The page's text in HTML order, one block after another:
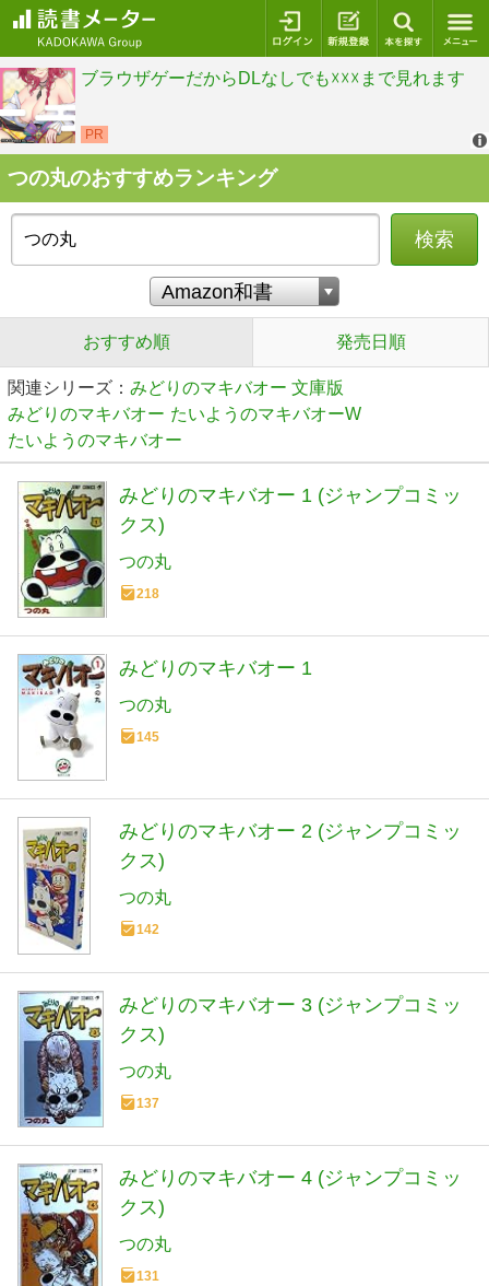
ログイン 新規登録
つの丸のおすすめランキング
検索
おすすめ順 発売日順
関連シリーズ： みどりのマキバオー 文庫版
みどりのマキバオー たいようのマキバオーW
たいようのマキバオー
みどりのマキバオー 1 (ジャンプコミッ
クス)
つの丸
218
みどりのマキバオー 1
つの丸
145
みどりのマキバオー 2 (ジャンプコミッ
クス)
つの丸
142
みどりのマキバオー 3 (ジャンプコミッ
クス)
つの丸
137
みどりのマキバオー 4 (ジャンプコミッ
クス)
つの丸
131